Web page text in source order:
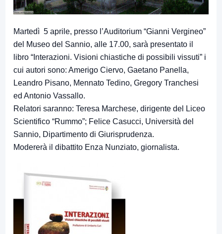
Martedì 5 aprile, presso l’Auditorium “Gianni Vergineo”
del Museo del Sannio, alle 17.00, sarà presentato il
libro “Interazioni. Visioni chiastiche di possibili vissuti” i
cui autori sono: Amerigo Ciervo, Gaetano Panella,
Leandro Pisano, Mennato Tedino, Gregory Tranchesi
ed Antonio Vassallo.
Relatori saranno: Teresa Marchese, dirigente del Liceo
Scientifico “Rummo”; Felice Casucci, Università del
Sannio, Dipartimento di Giurisprudenza.
Modererà il dibattito Enza Nunziato, giornalista.